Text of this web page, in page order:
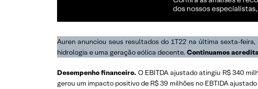
Auren anunciou seus resultados do 1T22 na última sexta-
hidrologia e uma geração eólica decente. Continuamos
Desempenho financeiro. O EBITDA ajustado atingiu R$ 340
gerou um impacto positivo de R$ 39 milhões no EBTIDA